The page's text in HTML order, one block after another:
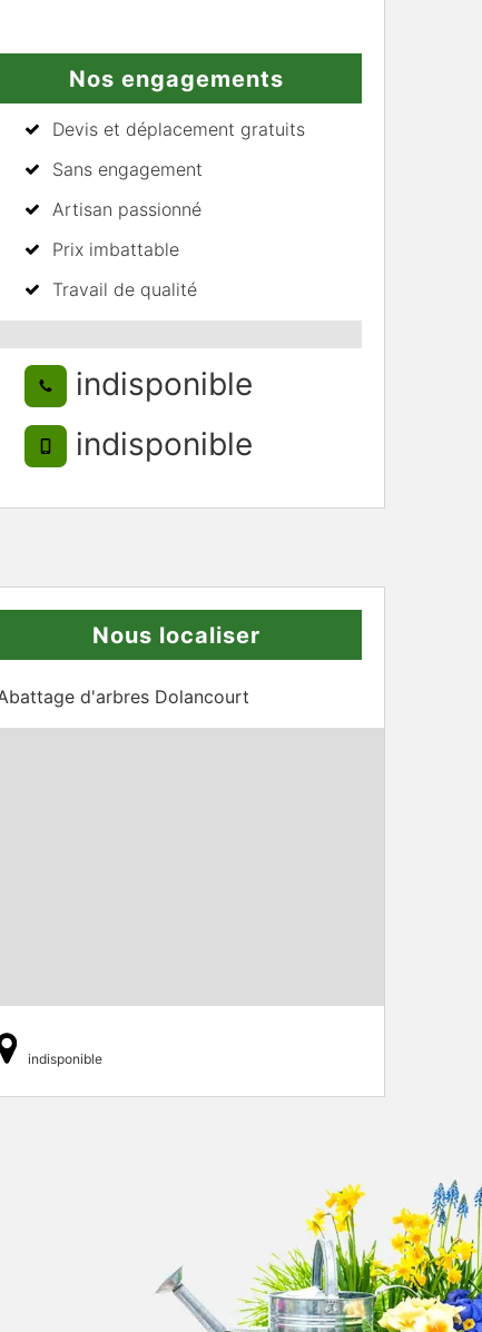
Nos engagements
Devis et déplacement gratuits
Sans engagement
Artisan passionné
Prix imbattable
Travail de qualité
indisponible
indisponible
Nous localiser
d'arbres Dolancourt
indisponible